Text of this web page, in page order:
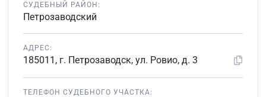
СУДЕБНЫЙ РАЙОН:
Петрозаводский
АДРЕС:
185011, г. Петрозаводск, ул. Ровио, д. 3
ТЕЛЕФОН СУДЕБНОГО УЧАСТКА: